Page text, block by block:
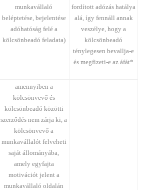
munkavállaló
beléptetése, bejelentése
adóhatóság felé a
kölcsönbeadó feladata)
fordított adózás hatálya
alá, így fennáll annak
veszélye, hogy a
kölcsönbeadó
ténylegesen bevallja-e
és megfizeti-e az áfát*
amennyiben a
kölcsönvevő és
kölcsönbeadó közötti
szerződés nem zárja ki, a
kölcsönvevő a
munkavállalót felveheti
saját állományába,
amely egyfajta
motivációt jelent a
munkavállaló oldalán